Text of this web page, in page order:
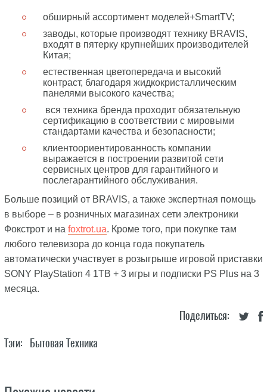
обширный ассортимент моделей+SmartTV;
заводы, которые производят технику BRAVIS,
входят в пятерку крупнейших производителей
Китая;
естественная цветопередача и высокий
контраст, благодаря жидкокристаллическим
панелями высокого качества;
вся техника бренда проходит обязательную
сертификацию в соответствии с мировыми
стандартами качества и безопасности;
клиентоориентированность компании
выражается в построении развитой сети
сервисных центров для гарантийного и
послегарантийного обслуживания.
Больше позиций от BRAVIS, а также экспертная помощь
в выборе – в розничных магазинах сети электроники
Фокстрот и на foxtrot.ua. Кроме того, при покупке там
любого телевизора до конца года покупатель
автоматически участвует в розыгрыше игровой приставки
SONY PlayStation 4 1ТВ + 3 игры и подписки PS Plus на 3
месяца.
Поделиться:
Тэги: Бытовая Техника